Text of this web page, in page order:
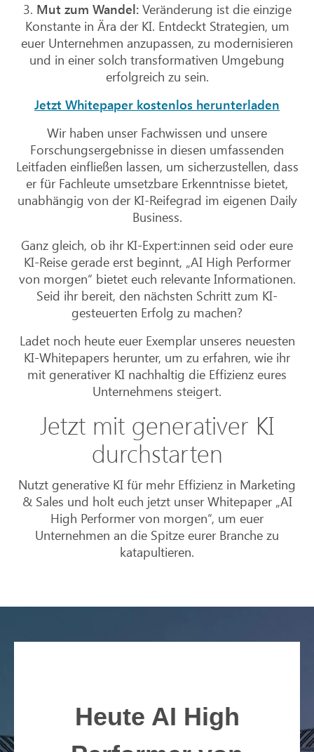
3. Mut zum Wandel:Veränderung ist die einzige
Konstante in Ära der KI. Entdeckt Strategien, um
euer Unternehmen anzupassen, zu modernisieren
und in einer solch transformativen Umgebung
erfolgreich zu sein.
Jetzt Whitepaper kostenlos herunterladen
Wir haben unser Fachwissen und unsere
Forschungsergebnisse in diesen umfassenden
Leitfaden einfließen lassen, um sicherzustellen, dass
er für Fachleute umsetzbare Erkenntnisse bietet,
unabhängig von der KI-Reifegrad im eigenen Daily
Business.
Ganz gleich, ob ihr KI-Expert:innen seid oder eure
KI-Reise gerade erst beginnt, „AI High Performer
von morgen“ bietet euch relevante Informationen.
Seid ihr bereit, den nächsten Schritt zum KI-
gesteuerten Erfolg zu machen?
Ladet noch heute euer Exemplar unseres neuesten
KI-Whitepapers herunter, um zu erfahren, wie ihr
mit generativer KI nachhaltig die Effizienz eures
Unternehmens steigert.
Jetzt mit generativer KI
durchstarten
Nutzt generative KI für mehr Effizienz in Marketing
& Sales und holt euch jetzt unser Whitepaper „AI
High Performer von morgen“, um euer
Unternehmen an die Spitze eurer Branche zu
katapultieren.